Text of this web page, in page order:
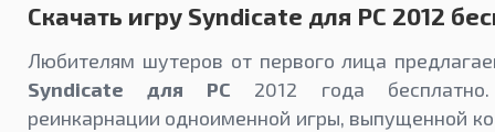
Скачать игру Syndicate для PC 2012
Любителям шутеров от первого лица
Syndicate для PC 2012 года
реинкарнации одноименной игры, выпущенной